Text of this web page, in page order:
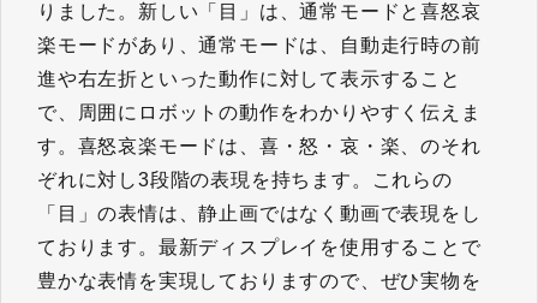
りました。新しい「目」は、通常モードと喜怒哀
楽モードがあり、通常モードは、自動走行時の前
進や右左折といった動作に対して表示すること
で、周囲にロボットの動作をわかりやすく伝えま
す。喜怒哀楽モードは、喜・怒・哀・楽、のそれ
ぞれに対し3段階の表現を持ちます。これらの
「目」の表情は、静止画ではなく動画で表現をし
ております。最新ディスプレイを使用することで
豊かな表情を実現しておりますので、ぜひ実物を